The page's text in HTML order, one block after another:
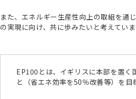
また、エネルギー生産性向上の取組を通
の実現に向け、共に歩みたいと考えてい
EP100とは、イギリスに本部を置
と（省エネ効率を50％改善等）を